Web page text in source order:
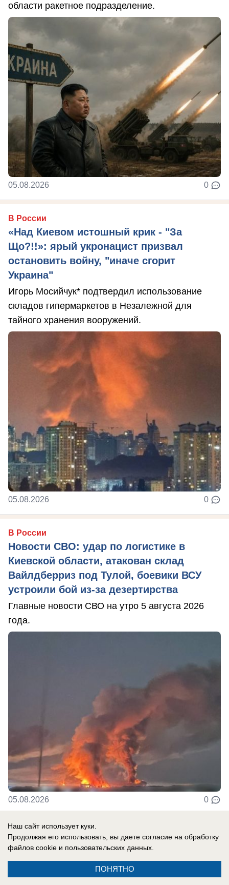
области ракетное подразделение.
05.08.2026 0
В России
«Над Киевом истошный крик - "За
Що?!!»: ярый укронацист призвал
остановить войну, "иначе сгорит
Украина"
Игорь Мосийчук* подтвердил использование
складов гипермаркетов в Незалежной для
тайного хранения вооружений.
05.08.2026 0
В России
Новости СВО: удар по логистике в
Киевской области, атакован склад
Вайлдберриз под Тулой, боевики ВСУ
устроили бой из-за дезертирства
Главные новости СВО на утро 5 августа 2026
года.
05.08.2026 0
Реклама на сайте
Наш сайт использует куки.
Продолжая его использовать, вы даете согласие на обработку
файлов cookie и пользовательских данных.
ПОНЯТНО